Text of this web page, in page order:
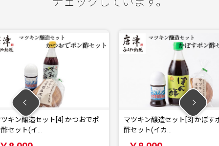
かつおでポ
マツキン醸造セット[3] かぼすポン
オーガ